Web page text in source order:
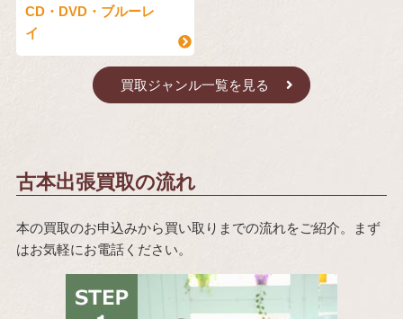
CD・DVD・ブルーレ
イ
買取ジャンル一覧を見る
古本出張買取の流れ
本の買取のお申込みから買い取りまでの流れをご紹介。まず
はお気軽にお電話ください。